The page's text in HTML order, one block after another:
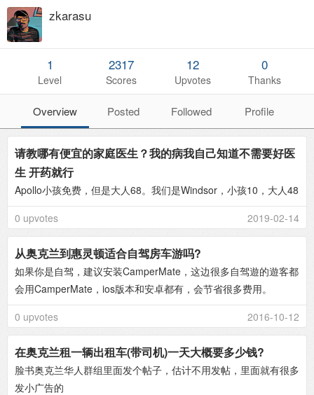
zkarasu
1
Level
2317
Scores
12
Upvotes
0
Thanks
Overview Posted Followed Profile
请教哪有便宜的家庭医生？我的病我自己知道不需要好医
生 开药就行
Apollo小孩免费，但是大人68。我们是Windsor，小孩10，大人48
0 upvotes
2019-02-14
从奥克兰到惠灵顿适合自驾房车游吗?
如果你是自驾，建议安装CamperMate，这边很多自驾遊的遊客都
会用CamperMate，ios版本和安卓都有，会节省很多费用。
0 upvotes
2016-10-12
在奥克兰租一辆出租车(带司机)一天大概要多少钱?
脸书奥克兰华人群组里面发个帖子，估计不用发帖，里面就有很多
发小广告的